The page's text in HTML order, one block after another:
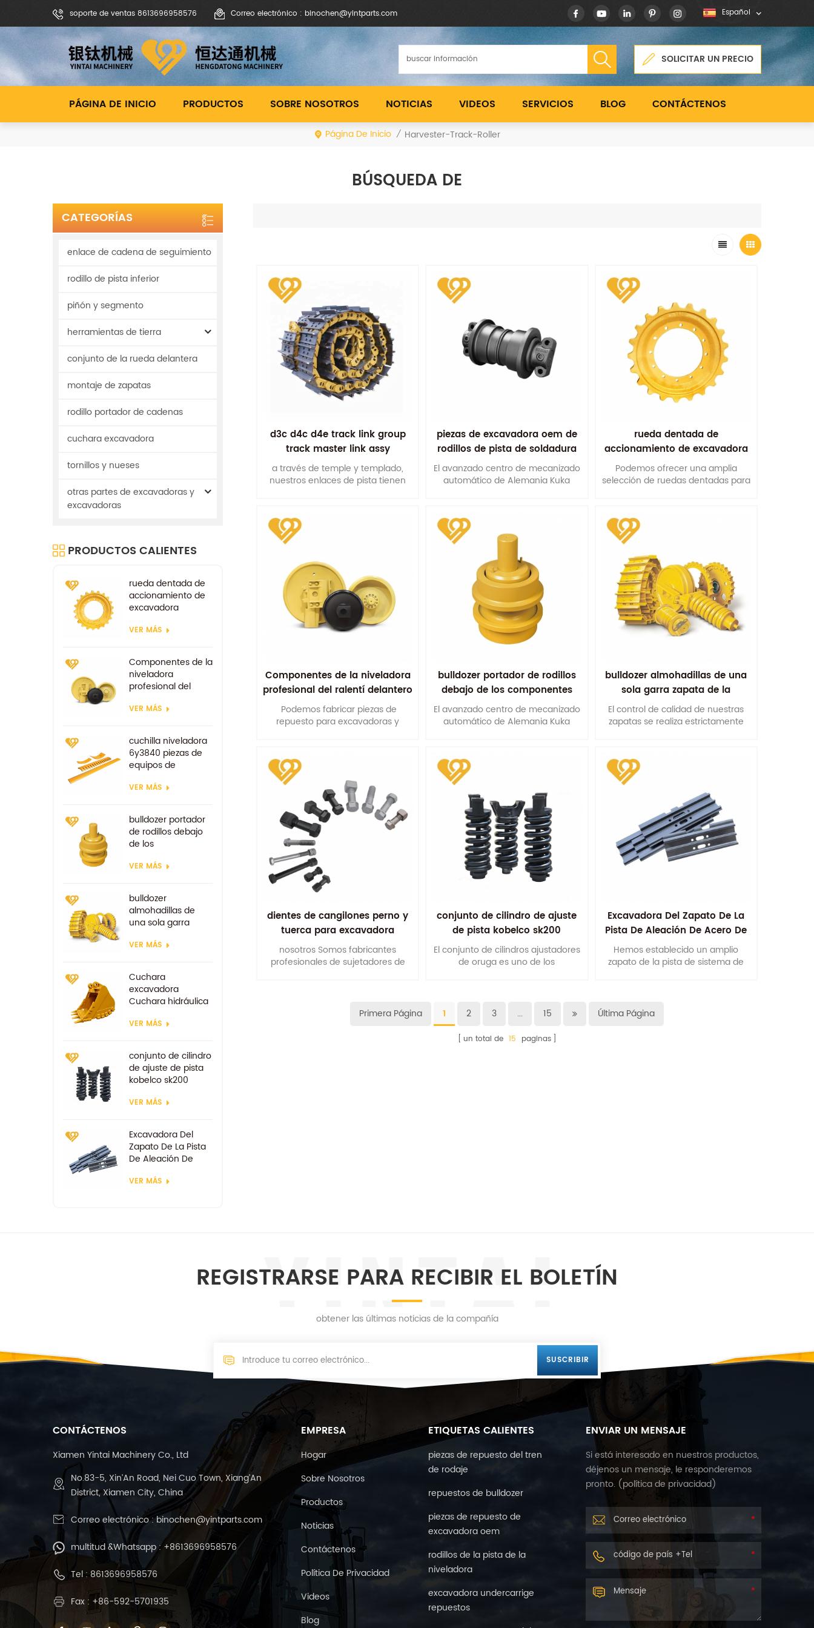
soporte de ventas 8613696958576 Correo electrónico : binochen@yintparts.com Español
SOLICITAR UN PRECIO
PÁGINA DE INICIO PRODUCTOS SOBRE NOSOTROS NOTICIAS VIDEOS SERVICIOS BLOG CONTÁCTENOS
Página De Inicio / Harvester-Track-Roller
BÚSQUEDA DE
CATEGORÍAS
enlace de cadena de seguimiento
rodillo de pista inferior
piñón y segmento
herramientas de tierra
conjunto de la rueda delantera
montaje de zapatas
rodillo portador de cadenas
cuchara excavadora
tornillos y nueses
otras partes de excavadoras y
excavadoras
PRODUCTOS CALIENTES
rueda dentada de
accionamiento de
excavadora
de rodaje kobelco
VER MÁS
Componentes de la
niveladora
profesional del
d85
VER MÁS
cuchilla niveladora
6y3840 piezas de
equipos de
de desgaste de
VER MÁS
bulldozer portador
de rodillos debajo
de los
VER MÁS
bulldozer
almohadillas de
una sola garra
excavadora
VER MÁS
Cuchara
excavadora
Cuchara hidráulica
Cucharas
VER MÁS
conjunto de cilindro
de ajuste de pista
kobelco sk200
VER MÁS
Excavadora Del
Zapato De La Pista
De Aleación De
Zapatas
VER MÁS
d3c d4c d4e track link group
track master link assy
a través de temple y templado,
nuestros enlaces de pista tienen
piezas de excavadora oem de
rodillos de pista de soldadura
por fricción
El avanzado centro de mecanizado
automático de Alemania Kuka
maximiza la vida útil de nuestros
rodillos de oruga.
rueda dentada de
accionamiento de excavadora
repuestos para tren de rodaje
kobelco sk100 sk200
Podemos ofrecer una amplia
selección de ruedas dentadas para
Componentes de la niveladora
profesional del ralentí delantero
d85
Podemos fabricar piezas de
repuesto para excavadoras y
bulldozer portador de rodillos
debajo de los componentes
El avanzado centro de mecanizado
automático de Alemania Kuka
maximiza la vida útil de nuestros
rodillos transportadores.
bulldozer almohadillas de una
sola garra zapata de la
excavadora
El control de calidad de nuestras
zapatas se realiza estrictamente
procesiones de mecanizado hasta
el embalaje final.
dientes de cangilones perno y
tuerca para excavadora
nosotros Somos fabricantes
profesionales de sujetadores de
conjunto de cilindro de ajuste
de pista kobelco sk200
El conjunto de cilindros ajustadores
de oruga es uno de los
útil satisfactoria.
Excavadora Del Zapato De La
Pista De Aleación De Acero De
Las Zapatas
Hemos establecido un amplio
zapato de la pista de sistema de
Primera Página
1 2 3 ... 15 Última Página
un total de 15 paginas
REGISTRARSE PARA RECIBIR EL BOLETÍN
obtener las últimas noticias de la compañía
CONTÁCTENOS
Xiamen Yintai Machinery Co., Ltd
No.83-5, Xin’An Road, Nei Cuo Town, Xiang’An
District, Xiamen City, China
Correo electrónico :binochen@yintparts.com
multitud &Whatsapp :+8613696958576
Tel :8613696958576
Fax : +86-592-5701935
EMPRESA
Hogar
Sobre Nosotros
Productos
Noticias
Contáctenos
Política De Privacidad
Videos
Blog
ETIQUETAS CALIENTES
piezas de repuesto del tren
de rodaje
repuestos de bulldozer
piezas de repuesto de
excavadora oem
rodillos de la pista de la
niveladora
excavadora undercarrige
repuestos
ENVIAR UN MENSAJE
Si está interesado en nuestros productos,
déjenos un mensaje, le responderemos
pronto. (política de privacidad)